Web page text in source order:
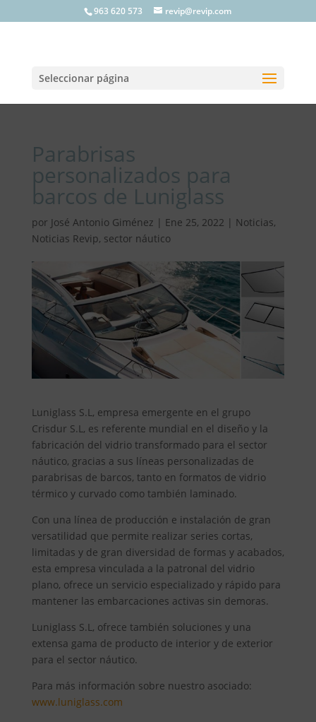
963 620 573 revip@revip.com
Seleccionar página
Parabrisas
personalizados para
barcos de Luniglass
por José Antonio Giménez | Ene 25, 2022 | Noticias,
Noticias Revip, sector náutico
Luniglass S.L, empresa emergente en el grupo
Crisdur S.L, es referente mundial en el diseño y la
fabricación del vidrio transformado para el sector
náutico, gracias a sus líneas personalizadas de
parabrisas de barcos, tanto en formatos de vidrio
térmico y curvado como también laminado.
Con una línea de producción e instalación de gran
versatilidad que permite realizar series cortas,
limitadas y de gran diversidad de formas y acabados,
esta empresa vinculada a la patronal del vidrio
plano, ofrece un servicio especializado y rápido para
mantener las embarcaciones activas sin demoras.
Luniglass S.L, ofrece también soluciones y una
extensa gama de producto de interior y de exterior
para el sector náutico.
Para más información sobre nuestro asociado:
www.luniglass.com